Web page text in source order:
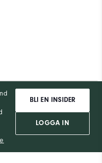
BLI EN INSIDER
LOGGA IN